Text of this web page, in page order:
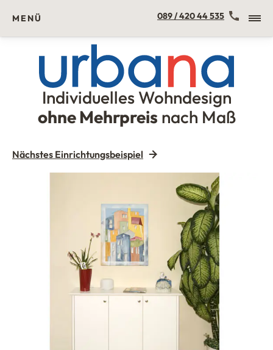
Urbana Möbel
Individuelles Wohndesign
ohne Mehrpreis nach Maß
MENÜ
Kontakt 089 / 420 44 535
Nächstes Einrichtungsbeispiel